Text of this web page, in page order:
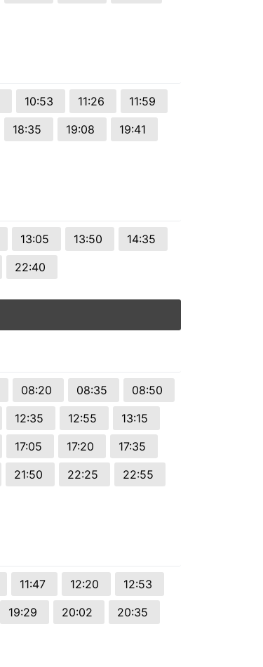
10:53 11:26
11:59
18:35 19:08
19:41
13:05 13:50
14:35
22:40
08:20 08:35
08:50
12:35 12:55
13:15
17:05 17:20
17:35
21:50 22:25
22:55
11:47 12:20
12:53
19:29 20:02
20:35